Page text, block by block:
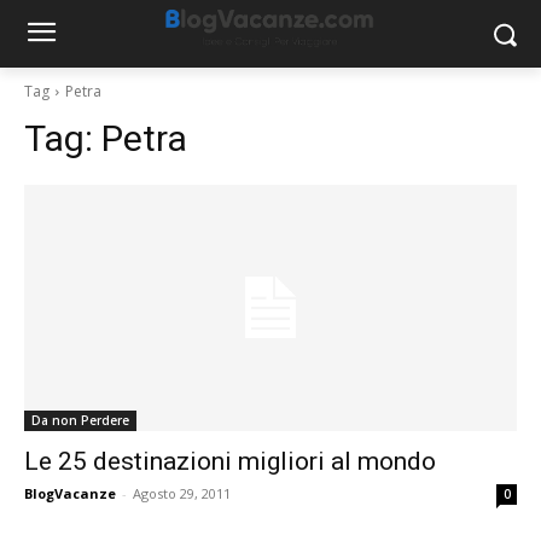
Tag Petra
Tag: Petra
Da non Perdere
Le 25 destinazioni migliori al mondo
BlogVacanze - Agosto 29, 2011 0